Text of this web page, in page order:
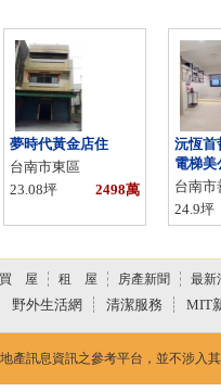
夢時代黃金店住
台南市東區
23.08坪
2498萬
沅恆首
電梯美
台南市
24.9坪
買 屋 租 屋 房產新聞 最新
野外生活網 清潔服務 MIT
產訊息資訊之參考平台，並不涉